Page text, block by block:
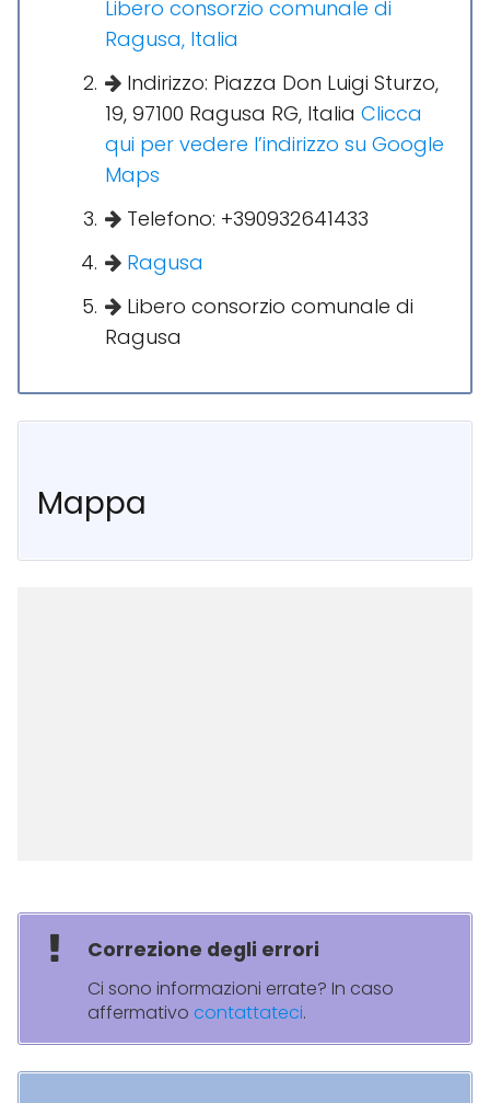
Libero consorzio comunale di
Ragusa, Italia
Indirizzo: Piazza Don Luigi Sturzo,
19, 97100 Ragusa RG, Italia Clicca
qui per vedere l’indirizzo su Google
Maps
Telefono: +390932641433
Ragusa
Libero consorzio comunale di
Ragusa
Mappa
Correzione degli errori
Ci sono informazioni errate? In caso
affermativo contattateci.